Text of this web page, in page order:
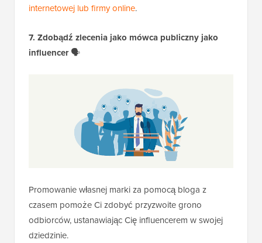
internetowej lub firmy online.
7. Zdobądź zlecenia jako mówca publiczny jako
influencer🗣️
Promowanie własnej marki za pomocą bloga z
czasem pomoże Ci zdobyć przyzwoite grono
odbiorców, ustanawiając Cię influencerem w swojej
dziedzinie.